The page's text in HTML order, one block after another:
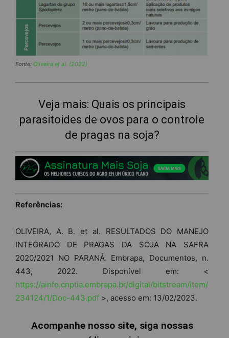
Fonte: Oliveira et al. (2022)
Veja mais: Quais os principais
parasitoides de ovos para o controle
de pragas na soja?
Referências:
OLIVEIRA, A. B. et al. RESULTADOS DO MANEJO
INTEGRADO DE PRAGAS DA SOJA NA SAFRA
2020/2021 NO PARANÁ. Embrapa, Documentos, n.
443, 2022. Disponível em: <
https://ainfo.cnptia.embrapa.br/digital/bitstream/item/
234124/1/Doc-443.pdf >, acesso em: 13/02/2023.
Acompanhe nosso site, siga nossas